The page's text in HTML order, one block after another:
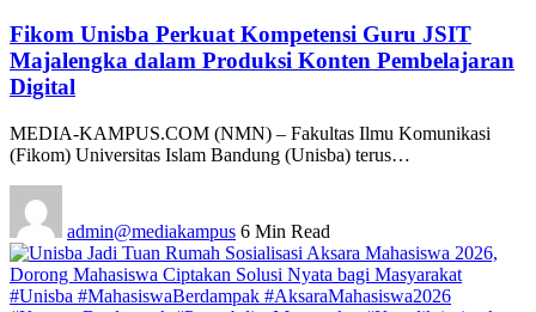
Fikom Unisba Perkuat Kompetensi Guru JSIT
Majalengka dalam Produksi Konten Pembelajaran
Digital
MEDIA-KAMPUS.COM (NMN) – Fakultas Ilmu Komunikasi
(Fikom) Universitas Islam Bandung (Unisba) terus…
admin@mediakampus 6 Min Read
#Unisba #MahasiswaBerdampak #AksaraMahasiswa2026